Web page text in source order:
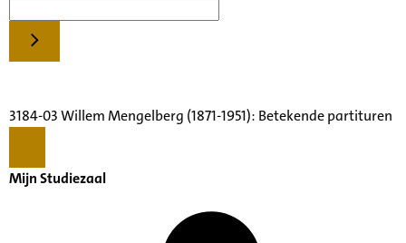
3184-03 Willem Mengelberg (1871-1951): Betekende partituren
Mijn Studiezaal